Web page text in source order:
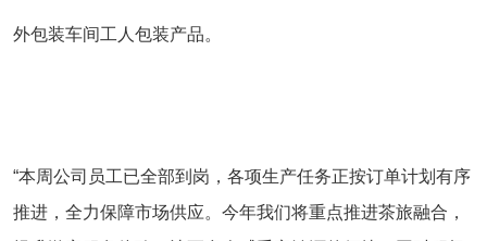
外包装车间工人包装产品。
“本周公司员工已全部到岗，各项生产任务正按订单计划有序
推进，全力保障市场供应。今年我们将重点推进茶旅融合，